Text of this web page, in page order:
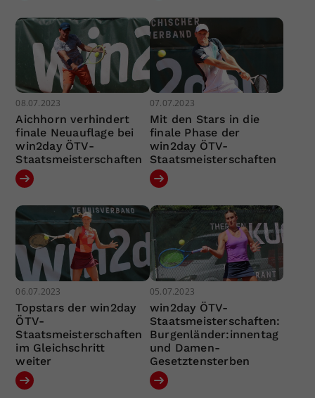
08.07.2023
Aichhorn verhindert
finale Neuauflage bei
win2day ÖTV-
Staatsmeisterschaften
07.07.2023
Mit den Stars in die
finale Phase der
win2day ÖTV-
Staatsmeisterschaften
06.07.2023
Topstars der win2day
ÖTV-
Staatsmeisterschaften
im Gleichschritt
weiter
05.07.2023
win2day ÖTV-
Staatsmeisterschaften:
Burgenländer:innentag
und Damen-
Gesetztensterben